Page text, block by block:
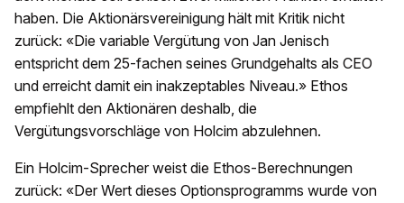
haben. Die Aktionärsvereinigung hält mit Kritik nicht
zurück: «Die variable Vergütung von Jan Jenisch
entspricht dem 25-fachen seines Grundgehalts als CEO
und erreicht damit ein inakzeptables Niveau.» Ethos
empfiehlt den Aktionären deshalb, die
Vergütungsvorschläge von Holcim abzulehnen.
Ein Holcim-Sprecher weist die Ethos-Berechnungen
zurück: «Der Wert dieses Optionsprogramms wurde von